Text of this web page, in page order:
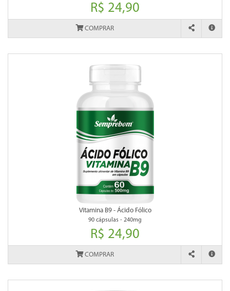
R$ 24,90
COMPRAR
Vitamina B9 - Ácido Fólico
90 cápsulas - 240mg
R$ 24,90
COMPRAR